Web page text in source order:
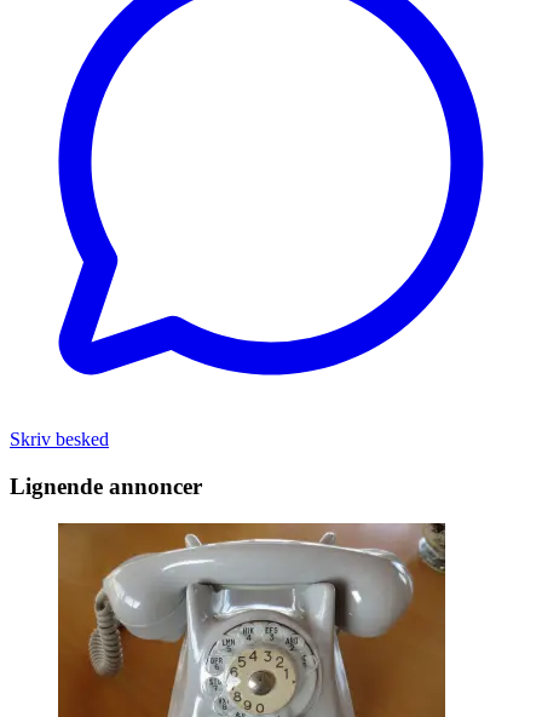
Skriv besked
Lignende annoncer